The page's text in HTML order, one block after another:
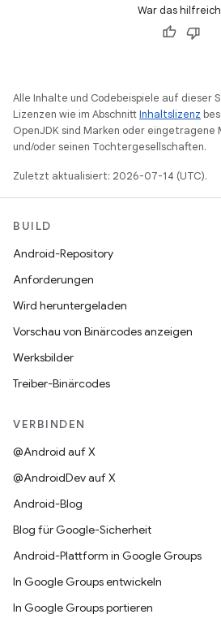
War das
Alle Inhalte und Codebeispiele auf dieser
Lizenzen wie im AbschnittInhaltslizenz
OpenJDK sind Marken oder eingetragene
und/oder seinen Tochtergesellschaften.
Zuletzt aktualisiert: 2026-07-14 (UTC).
BUILD
Android-Repository
Anforderungen
Wird heruntergeladen
Vorschau von Binärcodes anzeigen
Werksbilder
Treiber-Binärcodes
VERBINDEN
@Android auf X
@AndroidDev auf X
Android-Blog
Blog für Google-Sicherheit
Android-Plattform in Google Groups
In Google Groups entwickeln
In Google Groups portieren